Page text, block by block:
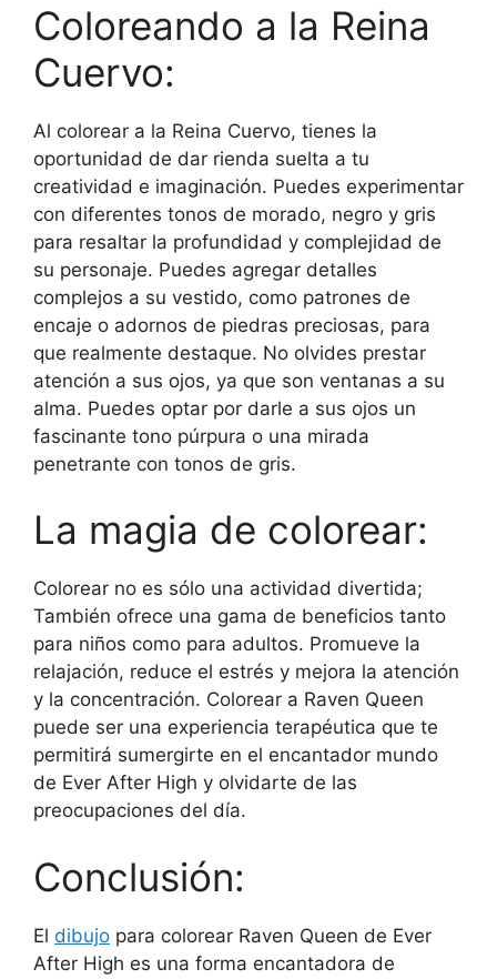
Coloreando a la Reina
Cuervo:
Al colorear a la Reina Cuervo, tienes la
oportunidad de dar rienda suelta a tu
creatividad e imaginación. Puedes experimentar
con diferentes tonos de morado, negro y gris
para resaltar la profundidad y complejidad de
su personaje. Puedes agregar detalles
complejos a su vestido, como patrones de
encaje o adornos de piedras preciosas, para
que realmente destaque. No olvides prestar
atención a sus ojos, ya que son ventanas a su
alma. Puedes optar por darle a sus ojos un
fascinante tono púrpura o una mirada
penetrante con tonos de gris.
La magia de colorear:
Colorear no es sólo una actividad divertida;
También ofrece una gama de beneficios tanto
para niños como para adultos. Promueve la
relajación, reduce el estrés y mejora la atención
y la concentración. Colorear a Raven Queen
puede ser una experiencia terapéutica que te
permitirá sumergirte en el encantador mundo
de Ever After High y olvidarte de las
preocupaciones del día.
Conclusión:
El dibujo para colorear Raven Queen de Ever
After High es una forma encantadora de